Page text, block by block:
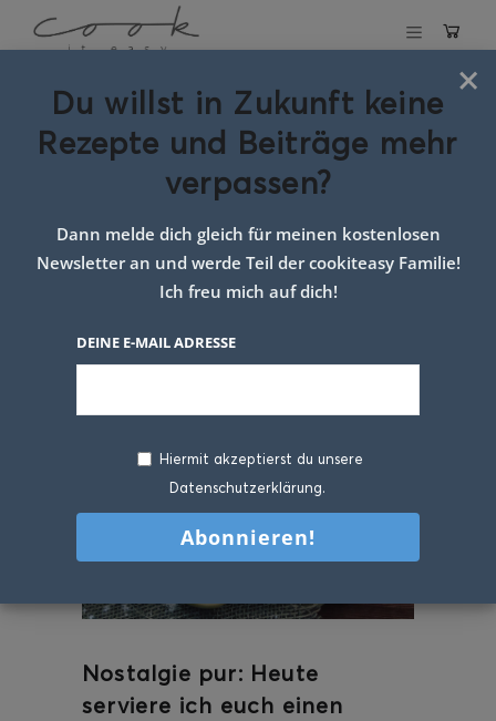
Gebackene
Kartoffelnudeln mit
warmen Krautsalat
Nostalgie pur: Heute
serviere ich euch einen
×
Du willst in Zukunft keine
Rezepte und Beiträge mehr
verpassen?
Dann melde dich gleich für meinen kostenlosen
Newsletter an und werde Teil der cookiteasy Familie!
Ich freu mich auf dich!
DEINE E-MAIL ADRESSE
Hiermit akzeptierst du unsere
Datenschutzerklärung.